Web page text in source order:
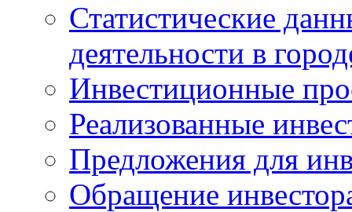
Статистические
деятельности в
Инвестиционные
Реализованные
Предложения для
Обращение